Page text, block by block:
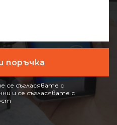
се съгласявате с
и се съгласявате с